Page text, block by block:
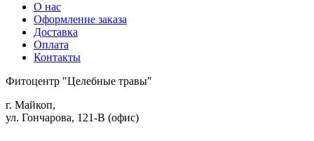
О нас
Оформление заказа
Доставка
Оплата
Контакты
Фитоцентр "Целебные травы"
г. Майкоп,
ул. Гончарова, 121-В (офис)